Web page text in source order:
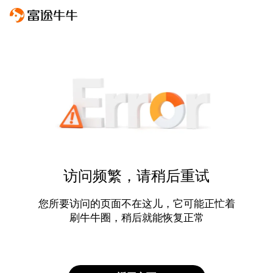
访问频繁，请稍后重试
您所要访问的页面不在这儿，它可能正忙着
刷牛牛圈，稍后就能恢复正常